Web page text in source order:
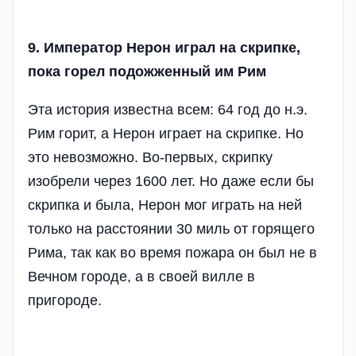
9. Император Нерон играл на скрипке,
пока горел подожженный им Рим
Эта история известна всем: 64 год до н.э.
Рим горит, а Нерон играет на скрипке. Но
это невозможно. Во-первых, скрипку
изобрели через 1600 лет. Но даже если бы
скрипка и была, Нерон мог играть на ней
только на расстоянии 30 миль от горящего
Рима, так как во время пожара он был не в
Вечном городе, а в своей вилле в
пригороде.